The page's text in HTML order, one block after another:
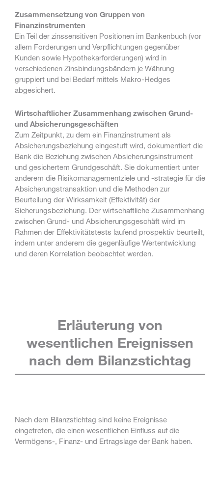
Zusammensetzung von Gruppen von
Finanzinstrumenten
Ein Teil der zinssensitiven Positionen im Bankenbuch (vor
allem Forderungen und Verpflichtungen gegenüber
Kunden sowie Hypothekarforderungen) wird in
verschiedenen Zinsbindungsbändern je Währung
gruppiert und bei Bedarf mittels Makro-Hedges
abgesichert.
Wirtschaftlicher Zusammenhang zwischen Grund-
und Absicherungsgeschäften
Zum Zeitpunkt, zu dem ein Finanzinstrument als
Absicherungsbeziehung eingestuft wird, dokumentiert die
Bank die Beziehung zwischen Absicherungsinstrument
und gesichertem Grundgeschäft. Sie dokumentiert unter
anderem die Risikomanagementziele und -strategie für die
Absicherungstransaktion und die Methoden zur
Beurteilung der Wirksamkeit (Effektivität) der
Sicherungsbeziehung. Der wirtschaftliche Zusammenhang
zwischen Grund- und Absicherungsgeschäft wird im
Rahmen der Effektivitätstests laufend prospektiv beurteilt,
indem unter anderem die gegenläufige Wertentwicklung
und deren Korrelation beobachtet werden.
Erläuterung von
wesentlichen Ereignissen
nach dem Bilanzstichtag
Nach dem Bilanzstichtag sind keine Ereignisse
eingetreten, die einen wesentlichen Einfluss auf die
Vermögens-, Finanz- und Ertragslage der Bank haben.